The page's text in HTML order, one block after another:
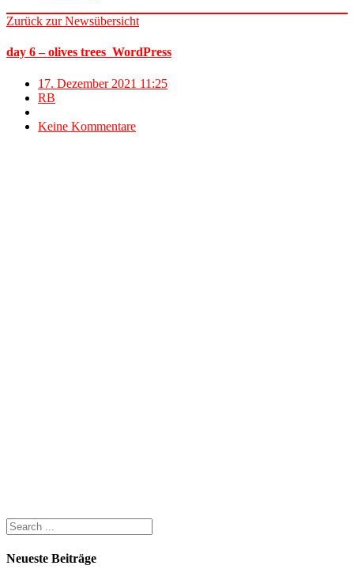
Zurück zur Newsübersicht
day 6 – olives trees_WordPress
17. Dezember 2021 11:25
RB
Keine Kommentare
Neueste Beiträge